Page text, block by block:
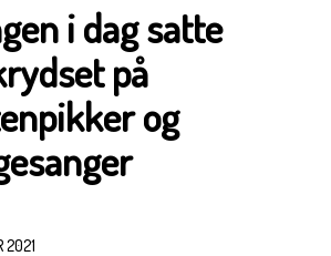
i dag satte
på
og
2021